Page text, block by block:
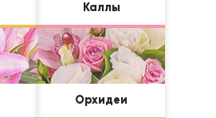
Каллы
Орхидеи